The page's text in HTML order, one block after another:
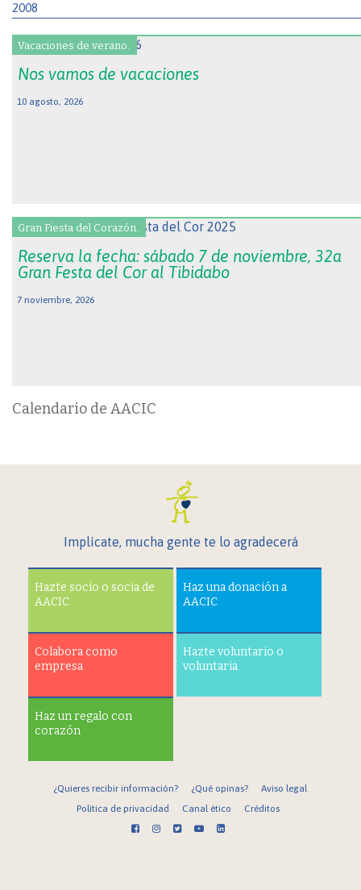
2008
Vacaciones de verano.
Nos vamos de vacaciones
10 agosto, 2026
Gran Fiesta del Corazón.
Reserva la fecha: sábado 7 de noviembre, 32a
Gran Festa del Cor al Tibidabo
7 noviembre, 2026
Calendario de AACIC
Implícate, mucha gente te lo agradecerá
Hazte socio o socia de
AACIC
Haz una donación a
AACIC
Colabora como
empresa
Hazte voluntario o
voluntaria
Haz un regalo con
corazón
¿Quieres recibir información? ¿Qué opinas?
Aviso legal
Política de privacidad
Canal ético Créditos